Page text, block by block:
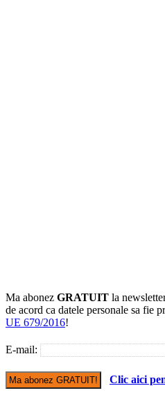
Ma abonez GRATUIT la
de acord ca datele personale sa fie
UE 679/2016!
E-mail:
Clic aici